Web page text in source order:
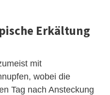
Erkältung
mit
wobei die
Tag nach Ansteckung